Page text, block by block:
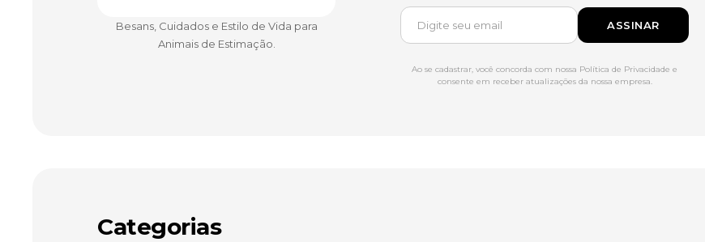
Besans, Cuidados e Estilo de Vida para
Animais de Estimação.
ASSINAR
Ao se cadastrar, você concorda com nossa Política de Privacidade e
consente em receber atualizações da nossa empresa.
Categorias